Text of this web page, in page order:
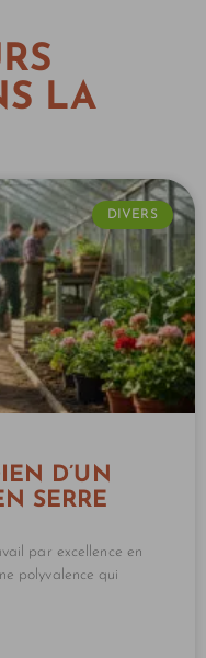
LA
DIVERS
D’UN
SERRE
par excellence en
polyvalence qui